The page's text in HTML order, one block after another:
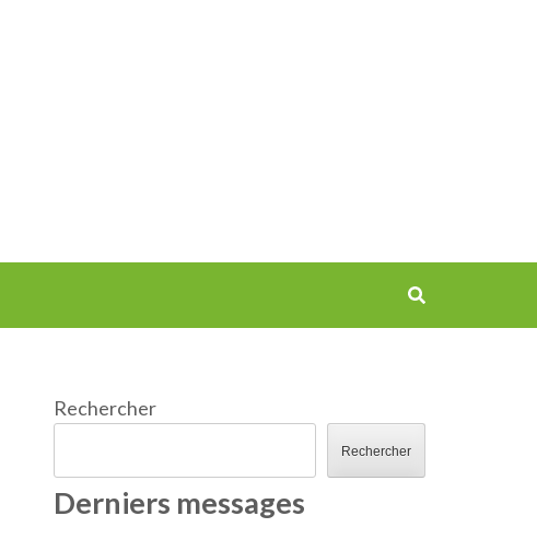
Rechercher
Rechercher
Derniers messages